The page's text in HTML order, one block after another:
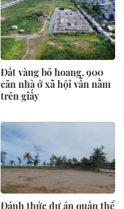
Đất vàng bỏ hoang, 900
căn nhà ở xã hội vẫn nằm
trên giấy
Đánh thức dự án quần thể